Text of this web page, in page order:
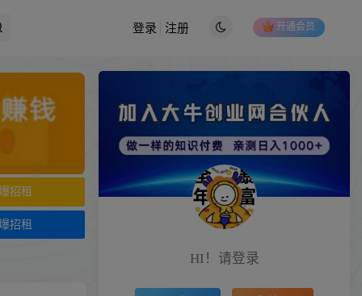
开通会员
登录 注册
招租
招租
HI！请登录